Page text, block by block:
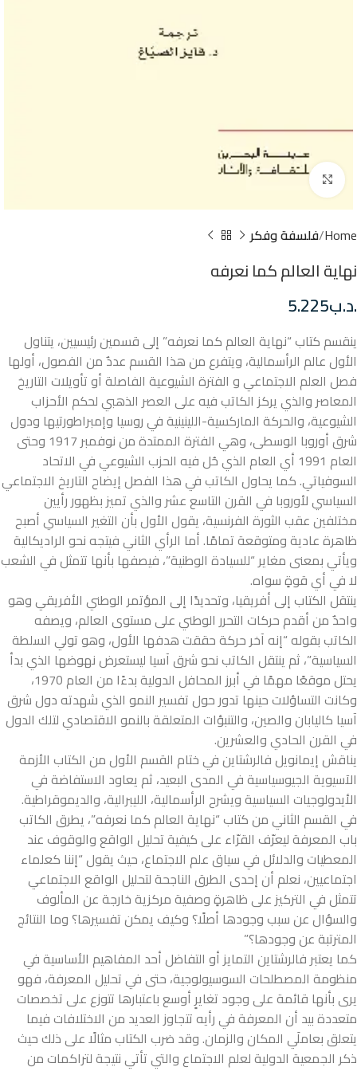
Click to enlarge
Home فلسفة وفكر
نهاية العالم كما نعرفه
.د.ب5.225
ينقسم كتاب “نهاية العالم كما نعرفه” إلى قسمين رئيسيين، يتناول
الأول عالم الرأسمالية، ويتفرع من هذا القسم عددٌ من الفصول، أولها
فصل العلم الاجتماعي و الفترة الشيوعية الفاصلة أو تأويلات التاريخ
المعاصر والذي يركز الكاتب فيه على العصر الذهبي لحكم الأحزاب
الشيوعية، والحركة الماركسية-اللينينية في روسيا وإمبراطورتيها ودول
شرق أوروبا الوسطى، وهي الفترة الممتدة من نوفمبر 1917 وحتى
العام 1991 أي العام الذي حُل فيه الحزب الشيوعي في الاتحاد
السوفياتي. كما يحاول الكاتب في هذا الفصل إيضاح التاريخ الاجتماعي
السياسي لأوروبا في القرن التاسع عشر والذي تميز بظهور رأيين
مختلفين عقب الثورة الفرنسية، يقول الأول بأن التغير السياسي أصبح
ظاهرة عادية ومتوقعة تمامًا. أما الرأي الثاني فيتجه نحو الراديكالية
ويأتي بمعنى مغاير “للسيادة الوطنية”، فيصفها بأنها تتمثل في الشعب
لا في أي قوةٍ سواه.
ينتقل الكتاب إلى أفريقيا، وتحديدًا إلى المؤتمر الوطني الأفريقي وهو
واحدٌ من أقدم حركات التحرر الوطني على مستوى العالم، ويصفه
الكاتب بقوله “إنه آخر حركة حققت هدفها الأول، وهو تولي السلطة
السياسية”، ثم ينتقل الكاتب نحو شرق آسيا ليستعرض نهوضها الذي بدأ
يحتل موقعًا مهمًا في أبرز المحافل الدولية بدءًا من العام 1970،
وكانت التساؤلات حينها تدور حول تفسير النمو الذي شهدته دول شرق
آسيا كاليابان والصين، والتنبؤات المتعلقة بالنمو الاقتصادي لتلك الدول
في القرن الحادي والعشرين.
يناقش إيمانويل فالرشتاين في ختام القسم الأول من الكتاب الأزمة
الآسيوية الجيوسياسية في المدى البعيد، ثم يعاود الاستفاضة في
الأيدولوجيات السياسية ويشرح الرأسمالية، الليبرالية، والديموقراطية.
في القسم الثاني من كتاب “نهاية العالم كما نعرفه”، يطرق الكاتب
باب المعرفة ليعرّف القرّاء على كيفية تحليل الواقع والوقوف عند
المعطيات والدلائل في سياق علم الاجتماع، حيث يقول “إننا كعلماء
اجتماعيين، نعلم أن إحدى الطرق الناجحة لتحليل الواقع الاجتماعي
تتمثل في التركيز على ظاهرةٍ وصفية مركزية خارجة عن المألوف
والسؤال عن سبب وجودها أصلًا؟ وكيف يمكن تفسيرها؟ وما النتائج
المترتبة عن وجودها؟”
كما يعتبر فالرشتاين التمايز أو التفاضل أحد المفاهيم الأساسية في
منظومة المصطلحات السوسيولوجية، حتى في تحليل المعرفة، فهو
يرى بأنها قائمة على وجود تغايرٍ أوسع باعتبارها تتوزع على تخصصات
متعددة بيد أن المعرفة في رأيه تتجاوز العديد من الاختلافات فيما
يتعلق بعاملَي المكان والزمان. وقد ضرب الكتاب مثالًا على ذلك حيث
ذكر الجمعية الدولية لعلم الاجتماع والتي تأتي نتيجة لتراكمات من